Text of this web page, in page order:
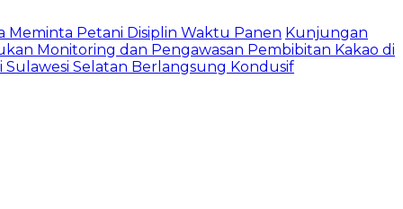
Petani Disiplin Waktu Panen Kunjungan
Monitoring dan Pengawasan Pembibitan Kakao di
Sulawesi Selatan Berlangsung Kondusif